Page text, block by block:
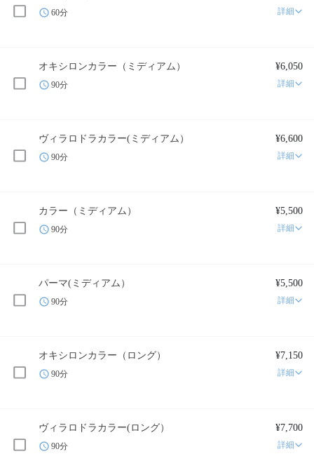
60分 詳細
オキシロンカラー（ミディアム） ¥6,050
90分 詳細
ヴィラロドラカラー(ミディアム） ¥6,600
90分 詳細
カラー（ミディアム） ¥5,500
90分 詳細
パーマ(ミディアム） ¥5,500
90分 詳細
オキシロンカラー（ロング） ¥7,150
90分 詳細
ヴィラロドラカラー(ロング） ¥7,700
90分 詳細